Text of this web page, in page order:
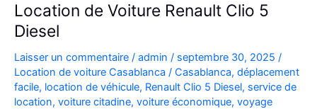
Location de Voiture Renault Clio 5
Diesel
Laisser un commentaire / admin / septembre 30, 2025 /
Location de voiture Casablanca / Casablanca, déplacement
facile, location de véhicule, Renault Clio 5 Diesel, service de
location, voiture citadine, voiture économique, voyage